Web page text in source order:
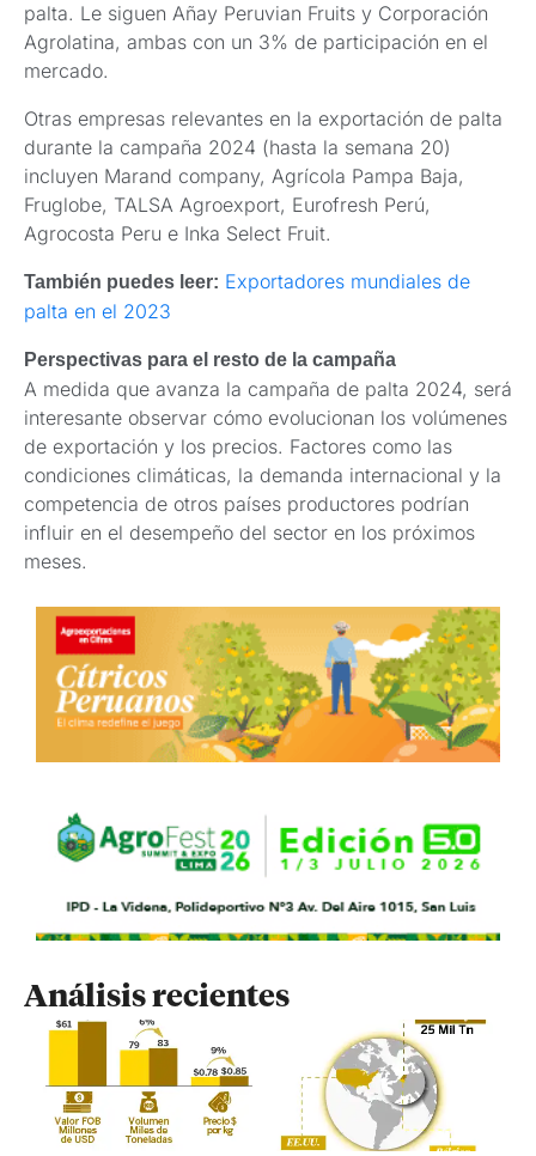
palta. Le siguen Añay Peruvian Fruits y Corporación
Agrolatina, ambas con un 3% de participación en el
mercado.
Otras empresas relevantes en la exportación de palta
durante la campaña 2024 (hasta la semana 20)
incluyen Marand company, Agrícola Pampa Baja,
Fruglobe, TALSA Agroexport, Eurofresh Perú,
Agrocosta Peru e Inka Select Fruit.
También puedes leer: Exportadores mundiales de
palta en el 2023
Perspectivas para el resto de la campaña
A medida que avanza la campaña de palta 2024, será
interesante observar cómo evolucionan los volúmenes
de exportación y los precios. Factores como las
condiciones climáticas, la demanda internacional y la
competencia de otros países productores podrían
influir en el desempeño del sector en los próximos
meses.
Análisis recientes